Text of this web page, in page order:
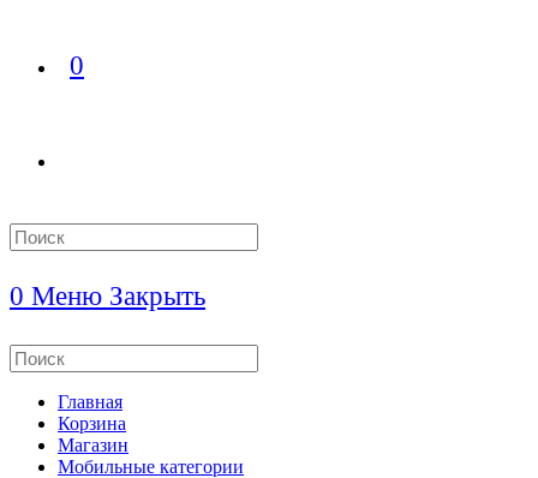
0
Search
this
0 Меню Закрыть
Search
this
websiteГлавная
Корзина
Магазин
Мобильные категории